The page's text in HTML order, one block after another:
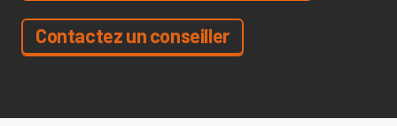
Contactez un conseiller